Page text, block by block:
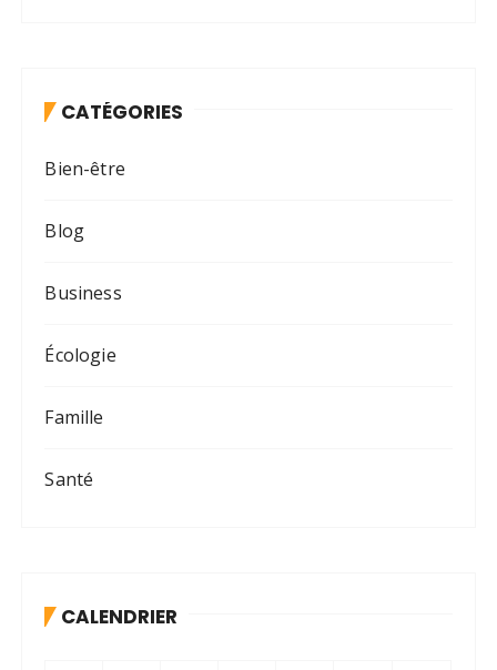
CATÉGORIES
Bien-être
Blog
Business
Écologie
Famille
Santé
CALENDRIER